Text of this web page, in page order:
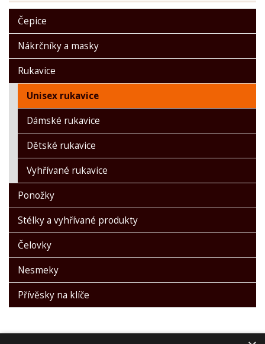
Čepice
Nákrčníky a masky
Rukavice
Unisex rukavice
Dámské rukavice
Dětské rukavice
Vyhřívané rukavice
Ponožky
Stélky a vyhřívané produkty
Čelovky
Nesmeky
Přívěsky na klíče